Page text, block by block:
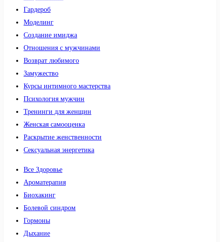
Гардероб
Моделинг
Создание имиджа
Отношения с мужчинами
Возврат любимого
Замужество
Курсы интимного мастерства
Психология мужчин
Тренинги для женщин
Женская самооценка
Раскрытие женственности
Сексуальная энергетика
Все Здоровье
Ароматерапия
Биохакинг
Болевой синдром
Гормоны
Дыхание